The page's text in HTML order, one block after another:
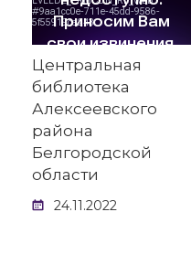
Центральная
библиотека
Алексеевского
района
Белгородской
области
24.11.2022